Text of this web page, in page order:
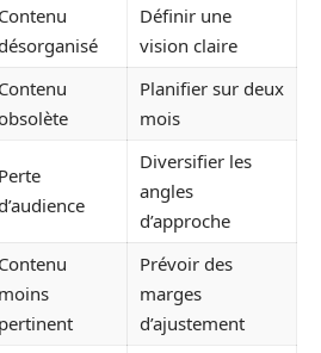
Contenu
Définir une
vision claire
Contenu
Planifier sur deux
mois
Perte
Diversifier les
angles
d’approche
Contenu
moins
pertinent
Prévoir des
marges
d’ajustement